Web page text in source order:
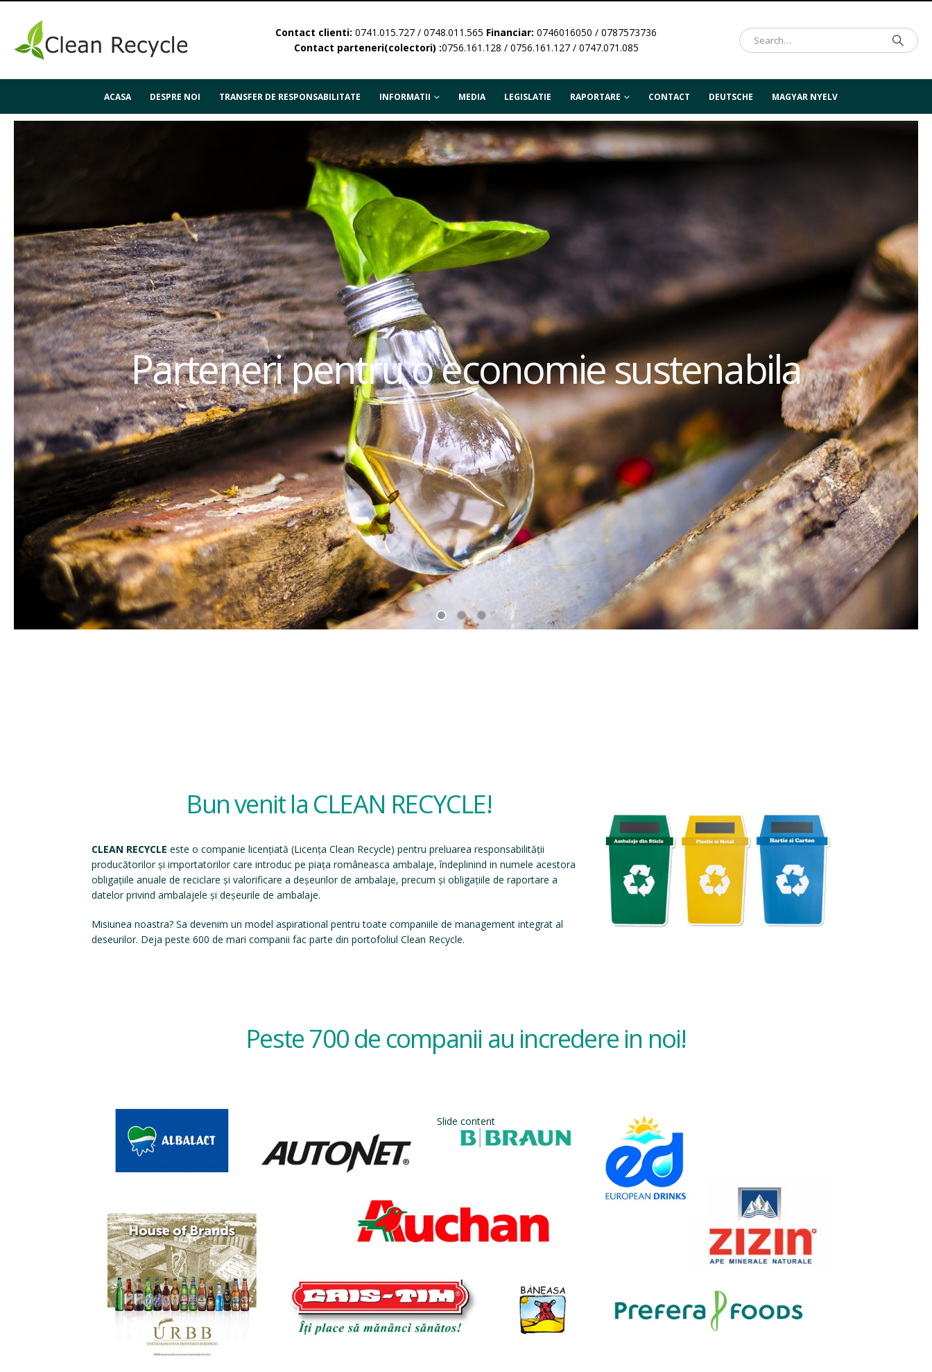
Contact clienti: 0741.015.727 / 0748.011.565 Financiar: 0746016050 / 0787573736
Contact parteneri(colectori) :0756.161.128 / 0756.161.127 / 0747.071.085
ACASA DESPRE NOI TRANSFER DE RESPONSABILITATE INFORMATII MEDIA LEGISLATIE RAPORTARE CONTACT DEUTSCHE MAGYAR NYELV
Parteneri pentru o economie sustenabila
Bun venit la CLEAN RECYCLE!
CLEAN RECYCLE este o companie licențiată (Licența Clean Recycle) pentru preluarea responsabilității
producătorilor și importatorilor care introduc pe piața româneasca ambalaje, îndeplinind in numele acestora
obligațiile anuale de reciclare și valorificare a deșeurilor de ambalaje, precum și obligațiile de raportare a
datelor privind ambalajele și deșeurile de ambalaje.
Misiunea noastra? Sa devenim un model aspirational pentru toate companiile de management integrat al
deseurilor. Deja peste 600 de mari companii fac parte din portofoliul Clean Recycle.
Peste 700 de companii au incredere in noi!
Slide content